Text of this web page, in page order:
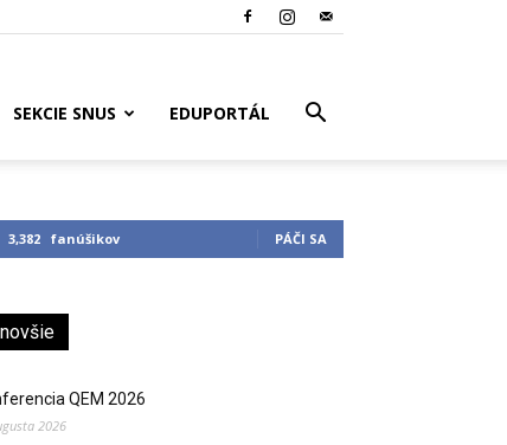
SEKCIE SNUS EDUPORTÁL
3,382 fanúšikov PÁČI SA
QEM 2026
2026